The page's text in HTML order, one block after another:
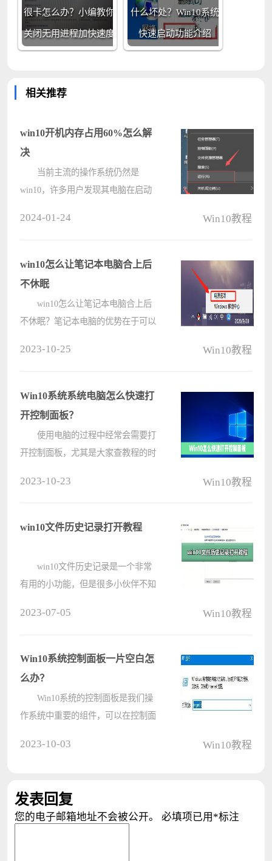
很卡怎么办？小编教你
关闭无用进程加快速度
什么坏处？Win10系统
快速启动功能介绍
相关推荐
win10开机内存占用60%怎么解
决
当前主流的操作系统仍然是
win10，许多用户发现其电脑在启动
取何种措施进行处理呢?有需求的用
户不妨共同????
2024-01-24 Win10教程
win10怎么让笔记本电脑合上后
不休眠
win10怎么让笔记本电脑合上后
不休眠？笔记本电脑的优势在于可以
话怎么设置呢？ 具体步骤：
????
2023-10-25 Win10教程
Win10系统系统电脑怎么快速打
开控制面板？
使用电脑的过程中经常会需要打
开控制面板，尤其是大家查教程的时
家介绍四个方法。
2023-10-23 Win10教程
win10文件历史记录打开教程
win10文件历史记录是一个非常
有用的小功能，但是很多小伙伴不知
开使用教程吧。 win10文件
历????
2023-07-05 Win10教程
Win10系统控制面板一片空白怎
么办？
Win10系统的控制面板是我们操
作系统中重要的组件，可以在控制面
法，????
2023-10-03 Win10教程
发表回复
您的电子邮箱地址不会被公开。 必填项已用 *标注